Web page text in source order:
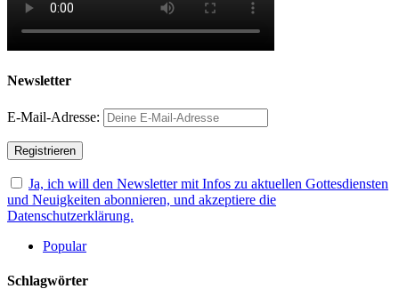
Newsletter
E-Mail-Adresse:
Ja, ich will den Newsletter mit Infos zu aktuellen Gottesdiensten
und Neuigkeiten abonnieren, und akzeptiere die
Datenschutzerklärung.
Popular
Schlagwörter